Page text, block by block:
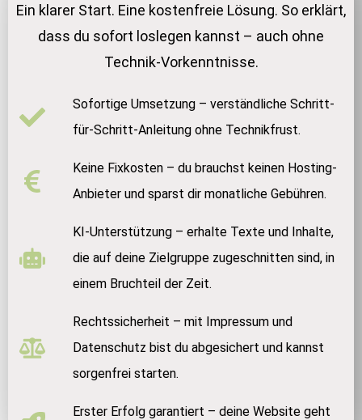
Ein klarer Start. Eine kostenfreie Lösung. So erklärt,
dass du sofort loslegen kannst – auch ohne
Technik-Vorkenntnisse.
Sofortige Umsetzung – verständliche Schritt-
für-Schritt-Anleitung ohne Technikfrust.
Keine Fixkosten – du brauchst keinen Hosting-
Anbieter und sparst dir monatliche Gebühren.
KI-Unterstützung – erhalte Texte und Inhalte,
die auf deine Zielgruppe zugeschnitten sind, in
einem Bruchteil der Zeit.
Rechtssicherheit – mit Impressum und
Datenschutz bist du abgesichert und kannst
sorgenfrei starten.
Erster Erfolg garantiert – deine Website geht